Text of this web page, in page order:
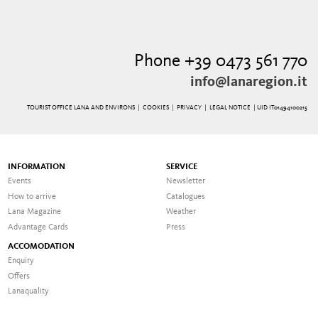
Phone +39 0473 561 770
info@lanaregion.it
TOURIST OFFICE LANA AND ENVIRONS | COOKIES| PRIVACY| LEGAL NOTICE | UID IT01494100215
INFORMATION
Events
How to arrive
Lana Magazine
Advantage Cards
SERVICE
Newsletter
Catalogues
Weather
Press
ACCOMODATION
Enquiry
Offers
Lanaquality